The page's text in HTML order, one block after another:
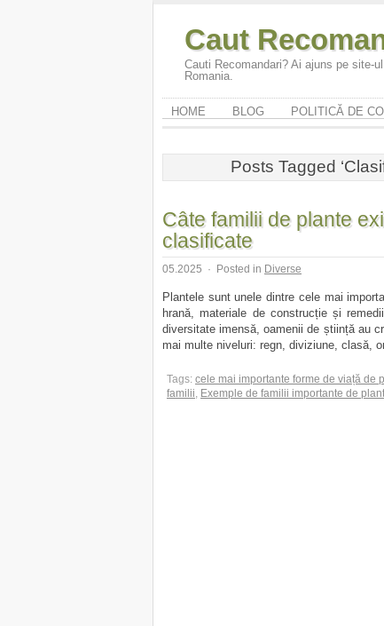
Caut
Cauti Recomandari? Ai ajuns pe site-
Romania.
HOME BLOG POLITICĂ DE
Posts Tagged
Câte familii de plante
clasificate
05.2025 · Posted in Diverse
Plantele sunt unele dintre cele mai
hrană, materiale de construcție și
diversitate imensă, oamenii de știință au
mai multe niveluri: regn, diviziune, clasă,
Tags: cele mai importante forme de viață de
familii, Exemple de familii importante de